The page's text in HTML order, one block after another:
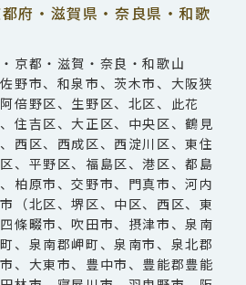
府・滋賀県・奈良県・和歌
京都・滋賀・奈良・和歌山
野市、和泉市、茨木市、大阪狭
倍野区、生野区、北区、此花
住吉区、大正区、中央区、鶴見
西区、西成区、西淀川区、東住
、平野区、福島区、港区、都島
柏原市、交野市、門真市、河内
（北区、堺区、中区、西区、東
條畷市、吹田市、摂津市、泉南
、泉南郡岬町、泉南市、泉北郡
、大東市、豊中市、豊能郡豊能